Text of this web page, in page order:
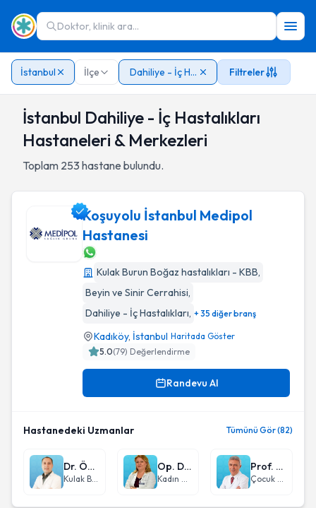
Doktor, klinik ara...
İstanbul İlçe Dahiliye - İç HastalıklarıFiltreler
İstanbul Dahiliye - İç Hastalıkları
Hastaneleri & Merkezleri
Toplam 253 hastane bulundu.
Koşuyolu İstanbul Medipol Hastanesi
Koşuyolu İstanbul Medipol
Hastanesi
Kulak Burun Boğaz hastalıkları - KBB,
Beyin ve Sinir Cerrahisi,
Dahiliye - İç Hastalıkları, + 35 diğer branş
Kadıköy, İstanbul Haritada Göster
5.0(79) Değerlendirme
Randevu Al
Hastanedeki Uzmanlar Tümünü Gör (82)
Dr. Öğr. Üyesi Hilmi Cem Kaya
Kulak Burun Boğaz hastalıkları - KBB
Op. Dr. Seval Pata
Kadın Hastalıkları ve Doğum
Prof. Dr. Ömer Ceran
Çocuk Sağlığı ve Hastalıkları